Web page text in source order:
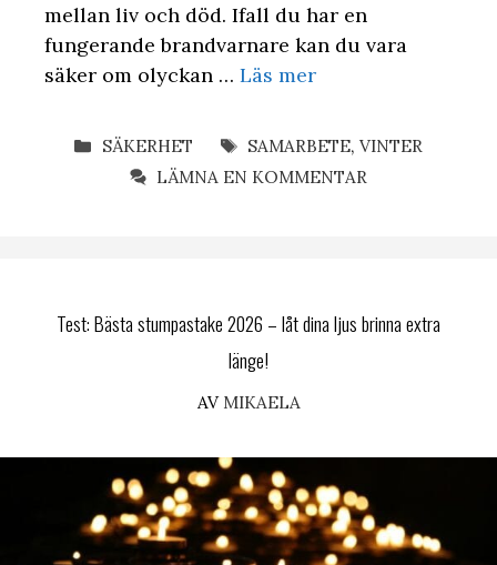
mellan liv och död. Ifall du har en
fungerande brandvarnare kan du vara
säker om olyckan … Läs mer
KATEGORIER
SÄKERHET ETIKETTER
SAMARBETE, VINTER
LÄMNA EN KOMMENTAR
Test: Bästa stumpastake 2026 – låt dina ljus brinna extra
länge!
AV MIKAELA